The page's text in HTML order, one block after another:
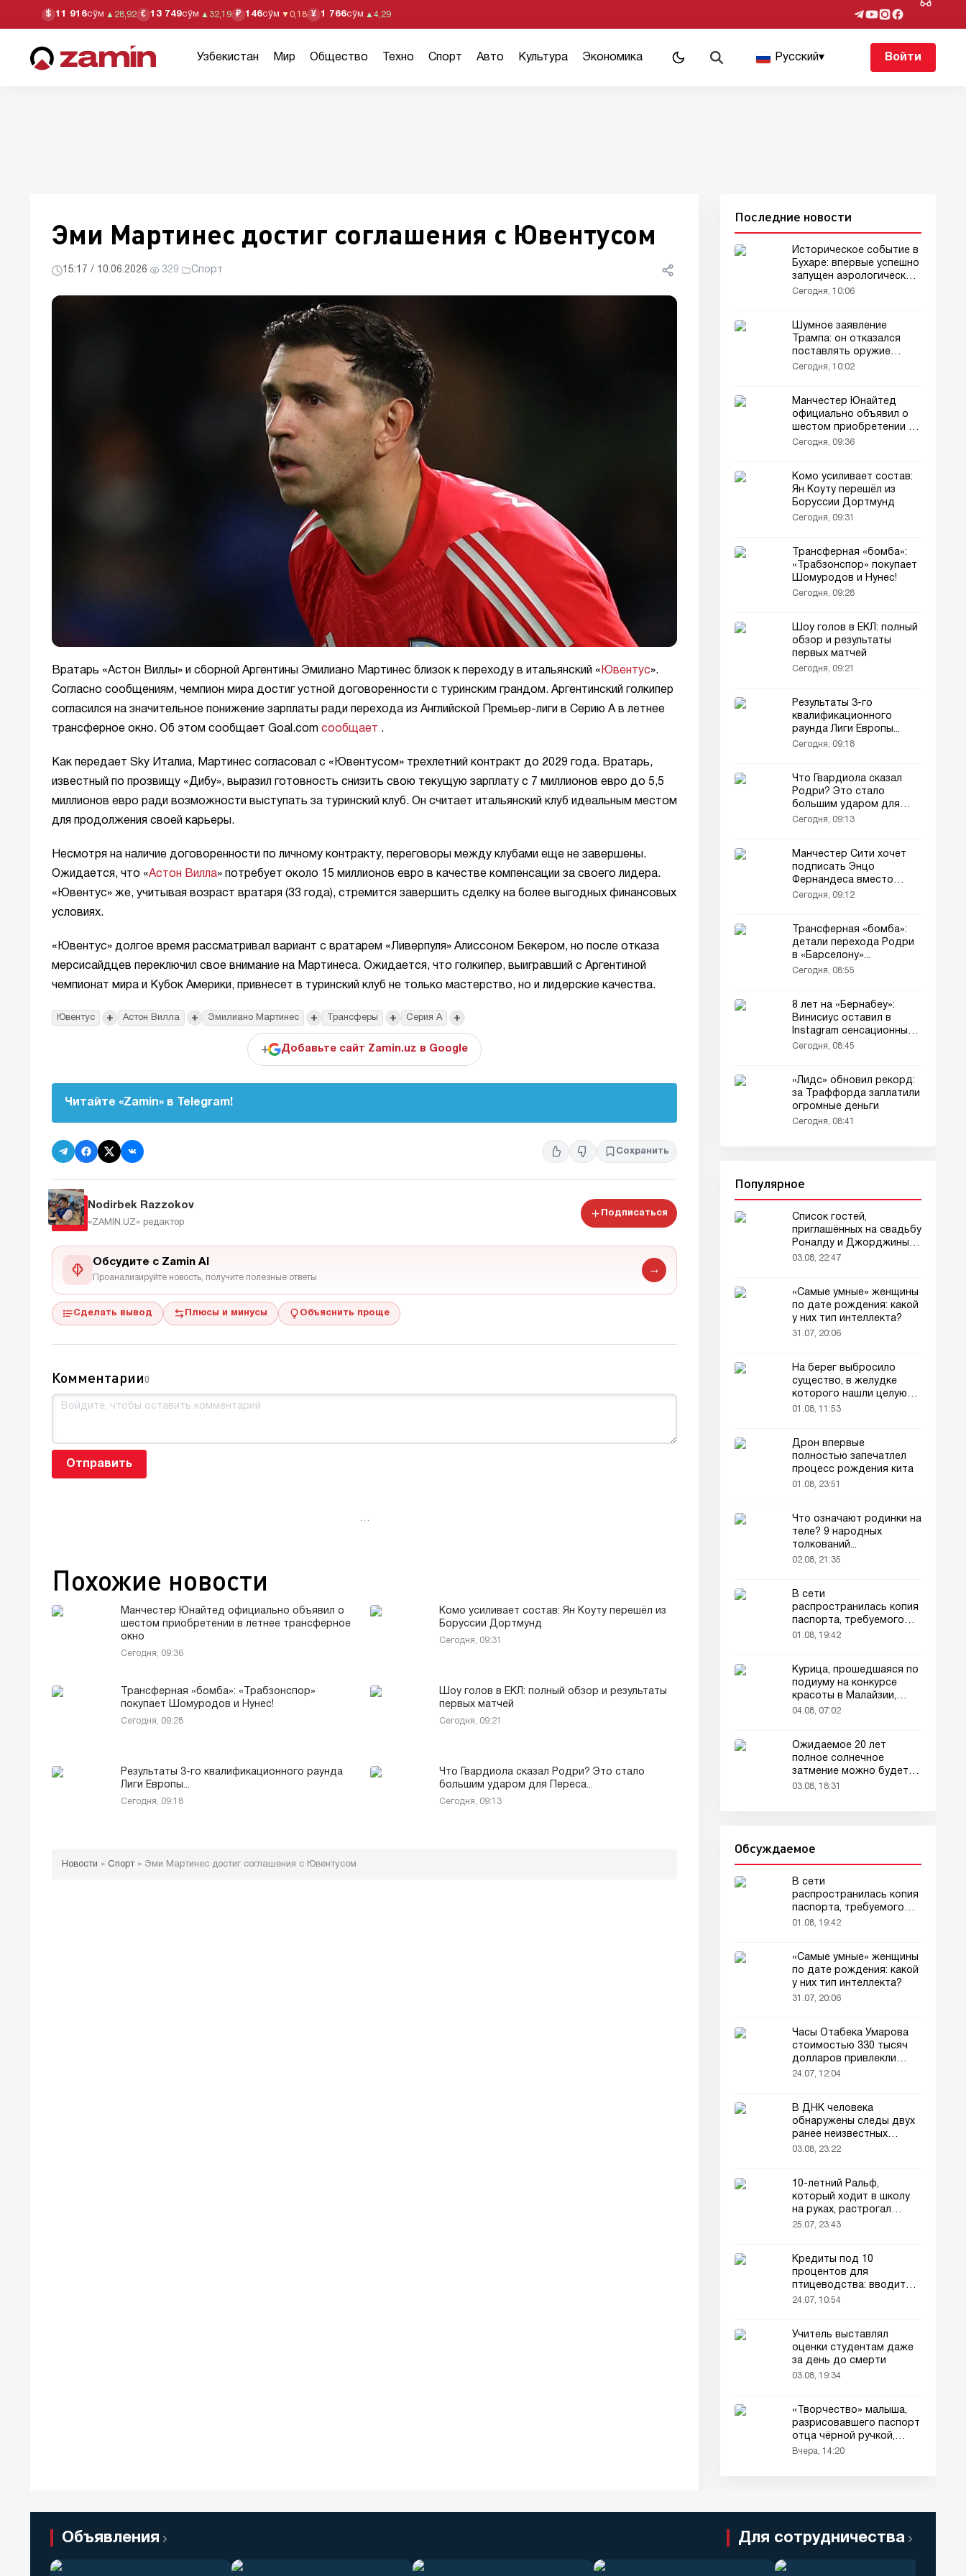
$ 11 916сўм ▲ 28,92 € 13 749сўм ▲ 32,19 ₽ 146сўм ▼ 0,18 ¥ 1 766сўм ▲ 4,29
Узбекистан Мир Общество Техно Спорт Авто Культура Экономика Русский▾ Войти
Эми Мартинес достиг соглашения с Ювентусом
15:17 / 10.06.2026· 329· Спорт
Вратарь «Астон Виллы» и сборной Аргентины Эмилиано Мартинес близок к переходу в итальянский « Ювентус».
Согласно сообщениям, чемпион мира достиг устной договоренности с туринским грандом. Аргентинский голкипер
согласился на значительное понижение зарплаты ради перехода из Английской Премьер-лиги в Серию А в летнее
трансферное окно. Об этом сообщает Goal.com сообщает .
Как передает Sky Италиа, Мартинес согласовал с «Ювентусом» трехлетний контракт до 2029 года. Вратарь,
известный по прозвищу «Дибу», выразил готовность снизить свою текущую зарплату с 7 миллионов евро до 5,5
миллионов евро ради возможности выступать за туринский клуб. Он считает итальянский клуб идеальным местом
для продолжения своей карьеры.
Несмотря на наличие договоренности по личному контракту, переговоры между клубами еще не завершены.
Ожидается, что «Астон Вилла» потребует около 15 миллионов евро в качестве компенсации за своего лидера.
«Ювентус» же, учитывая возраст вратаря (33 года), стремится завершить сделку на более выгодных финансовых
условиях.
«Ювентус» долгое время рассматривал вариант с вратарем «Ливерпуля» Алиссоном Бекером, но после отказа
мерсисайдцев переключил свое внимание на Мартинеса. Ожидается, что голкипер, выигравший с Аргентиной
чемпионат мира и Кубок Америки, привнесет в туринский клуб не только мастерство, но и лидерские качества.
Ювентус + Астон Вилла + Эмилиано Мартинес + Трансферы + Серия А +
+ Добавьте сайт Zamin.uz в Google
Читайте «Zamin» в Telegram!
Сохранить
Nodirbek Razzokov
«ZAMIN.UZ» редактор
Подписаться
Обсудите с Zamin AI
Проанализируйте новость, получите полезные ответы
→
Сделать вывод Плюсы и минусы Объяснить проще
Комментарии0
Отправить
…
Похожие новости
Манчестер Юнайтед официально объявил о
шестом приобретении в летнее трансферное
окно
Сегодня, 09:36
Комо усиливает состав: Ян Коуту перешёл из
Боруссии Дортмунд
Сегодня, 09:31
Трансферная «бомба»: «Трабзонспор»
покупает Шомуродов и Нунес!
Сегодня, 09:28
Шоу голов в ЕКЛ: полный обзор и результаты
первых матчей
Сегодня, 09:21
Результаты 3-го квалификационного раунда
Лиги Европы...
Сегодня, 09:18
Что Гвардиола сказал Родри? Это стало
большим ударом для Переса...
Сегодня, 09:13
Новости » Спорт» Эми Мартинес достиг соглашения с Ювентусом
Последние новости
Историческое событие в
Бухаре: впервые успешно
запущен аэрологический
шар!
Сегодня, 10:06
Шумное заявление
Трампа: он отказался
поставлять оружие
Украине!
Сегодня, 10:02
Манчестер Юнайтед
официально объявил о
шестом приобретении в
летнее трансферное
Сегодня, 09:36
Комо усиливает состав:
Ян Коуту перешёл из
Боруссии Дортмунд
Сегодня, 09:31
Трансферная «бомба»:
«Трабзонспор» покупает
Шомуродов и Нунес!
Сегодня, 09:28
Шоу голов в ЕКЛ: полный
обзор и результаты
первых матчей
Сегодня, 09:21
Результаты 3-го
квалификационного
раунда Лиги Европы...
Сегодня, 09:18
Что Гвардиола сказал
Родри? Это стало
большим ударом для
Переса...
Сегодня, 09:13
Манчестер Сити хочет
подписать Энцо
Фернандеса вместо
Родри
Сегодня, 09:12
Трансферная «бомба»:
детали перехода Родри
в «Барселону»...
Сегодня, 08:55
8 лет на «Бернабеу»:
Винисиус оставил в
Instagram сенсационный
пост...
Сегодня, 08:45
«Лидс» обновил рекорд:
за Траффорда заплатили
огромные деньги
Сегодня, 08:41
Популярное
Список гостей,
приглашённых на свадьбу
Роналду и Джорджины,
вызвал ажиотаж
03.08, 22:47
«Самые умные» женщины
по дате рождения: какой
у них тип интеллекта?
31.07, 20:06
На берег выбросило
существо, в желудке
которого нашли целую
добычу
01.08, 11:53
Дрон впервые
полностью запечатлел
процесс рождения кита
01.08, 23:51
Что означают родинки на
теле? 9 народных
толкований...
02.08, 21:35
В сети
распространилась копия
паспорта, требуемого
для домашних животных
01.08, 19:42
Курица, прошедшаяся по
подиуму на конкурсе
красоты в Малайзии,
привлекла внимание
04.08, 07:02
Ожидаемое 20 лет
полное солнечное
затмение можно будет
наблюдать в августе
03.08, 18:31
Обсуждаемое
В сети
распространилась копия
паспорта, требуемого
для домашних животных
01.08, 19:42
«Самые умные» женщины
по дате рождения: какой
у них тип интеллекта?
31.07, 20:06
Часы Отабека Умарова
стоимостью 330 тысяч
долларов привлекли
всеобщее внимание в
24.07, 12:04
В ДНК человека
обнаружены следы двух
ранее неизвестных
предков
03.08, 23:22
10-летний Ральф,
который ходит в школу
на руках, растрогал
пользователей соцсетей
25.07, 23:43
Кредиты под 10
процентов для
птицеводства: вводится
новый порядок
24.07, 10:54
Учитель выставлял
оценки студентам даже
за день до смерти
03.08, 19:34
«Творчество» малыша,
разрисовавшего паспорт
отца чёрной ручкой,
привлекло всеобщее
Вчера, 14:20
Объявления Для сотрудничества